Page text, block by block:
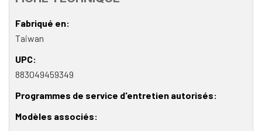
Fabriqué en
Taiwan
UPC
883049459349
Programmes de service d'entretien autorisés
Modèles associés